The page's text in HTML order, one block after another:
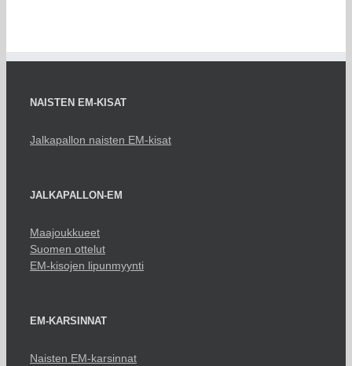
NAISTEN EM-KISAT
Jalkapallon naisten EM-kisat
JALKAPALLON-EM
Maajoukkueet
Suomen ottelut
EM-kisojen lipunmyynti
EM-KARSINNAT
Naisten EM-karsinnat